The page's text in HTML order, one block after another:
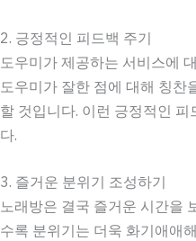
2. 긍정적인 피드백 주기
도우미가 제공하는 서비스에
도우미가 잘한 점에 대해 칭찬
할 것입니다. 이런 긍정적인
다.
3. 즐거운 분위기 조성하기
노래방은 결국 즐거운 시간을
수록 분위기는 더욱 화기애애